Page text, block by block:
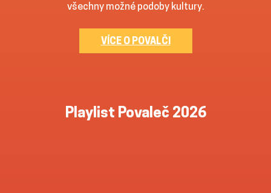
všechny možné podoby kultury.
VÍCE O POVALČI
Playlist Povaleč 2026